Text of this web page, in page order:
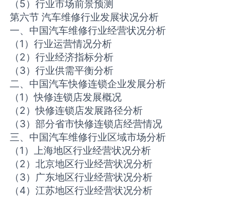
（5）行业市场前景预测
第六节 汽车维修行业发展状况分析
一、中国汽车维修行业经营状况分析
（1）行业运营情况分析
（2）行业经济指标分析
（3）行业供需平衡分析
二、中国汽车快修连锁企业发展分析
（1）快修连锁店发展概况
（2）快修连锁店发展路径分析
（3）部分省市快修连锁店经营情况
三、中国汽车维修行业区域市场分析
（1）上海地区行业经营状况分析
（2）北京地区行业经营状况分析
（3）广东地区行业经营状况分析
（4）江苏地区行业经营状况分析